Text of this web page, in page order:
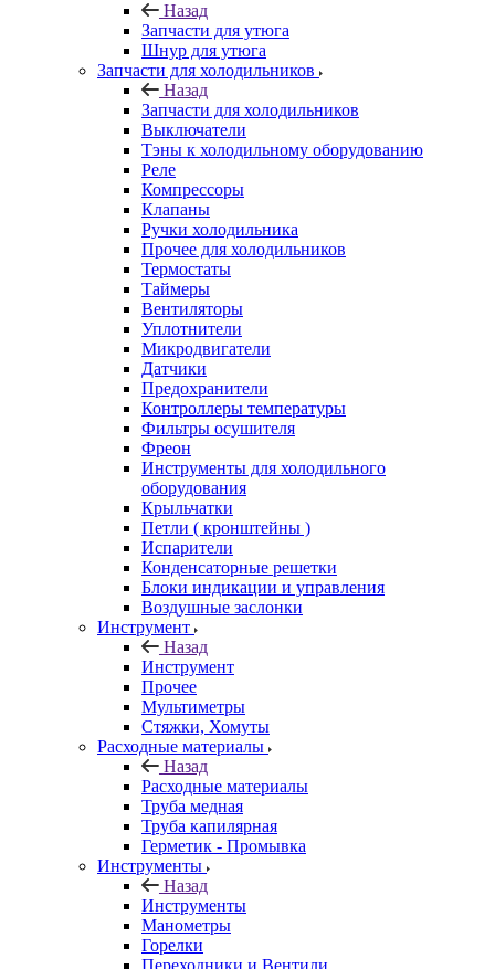
Назад
Запчасти для утюга
Шнур для утюга
Запчасти для холодильников
Назад
Запчасти для холодильников
Выключатели
Тэны к холодильному оборудованию
Реле
Компрессоры
Клапаны
Ручки холодильника
Прочее для холодильников
Термостаты
Таймеры
Вентиляторы
Уплотнители
Микродвигатели
Датчики
Предохранители
Контроллеры температуры
Фильтры осушителя
Фреон
Инструменты для холодильного
оборудования
Крыльчатки
Петли ( кронштейны )
Испарители
Конденсаторные решетки
Блоки индикации и управления
Воздушные заслонки
Инструмент
Назад
Инструмент
Прочее
Мультиметры
Стяжки, Хомуты
Расходные материалы
Назад
Расходные материалы
Труба медная
Труба капилярная
Герметик - Промывка
Инструменты
Назад
Инструменты
Манометры
Горелки
Переходники и Вентили